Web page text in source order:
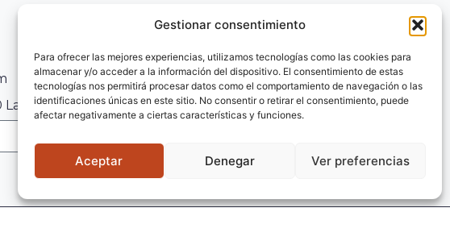
Gestionar consentimiento
Para ofrecer las mejores experiencias, utilizamos tecnologías como las cookies para
almacenar y/o acceder a la información del dispositivo. El consentimiento de estas
tecnologías nos permitirá procesar datos como el comportamiento de navegación o las
identificaciones únicas en este sitio. No consentir o retirar el consentimiento, puede
afectar negativamente a ciertas características y funciones.
Aceptar Denegar Ver preferencias
La Puebla de Valverde, Teruel